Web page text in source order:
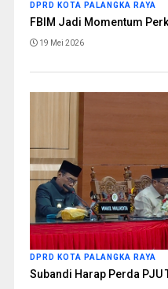
DPRD KOTA PALANGKA RAYA
FBIM Jadi Momentum
19 Mei 2026
DPRD KOTA PALANGKA RAYA
Subandi Harap Perda PJU